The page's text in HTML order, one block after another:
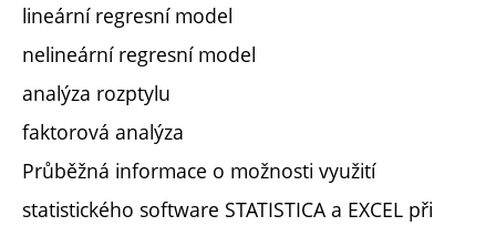
lineární regresní model
nelineární regresní model
analýza rozptylu
faktorová analýza
Průběžná informace o možnosti využití
statistického software STATISTICA a EXCEL při